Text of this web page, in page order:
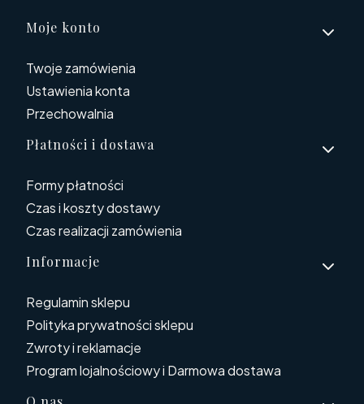
Linki w stopce
Moje konto
Twoje zamówienia
Ustawienia konta
Przechowalnia
Płatności i dostawa
Formy płatności
Czas i koszty dostawy
Czas realizacji zamówienia
Informacje
Regulamin sklepu
Polityka prywatności sklepu
Zwroty i reklamacje
Program lojalnościowy i Darmowa dostawa